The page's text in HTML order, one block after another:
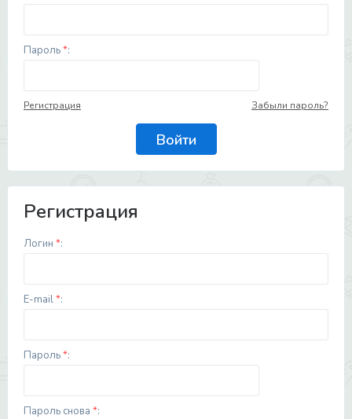
Пароль*:
Регистрация Забыли пароль?
Регистрация
Логин *:
E-mail*:
Пароль*:
Пароль снова *: